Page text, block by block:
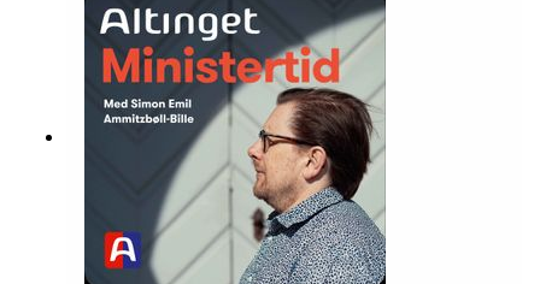
udgivet af Altinget.Denne udgave af Ministertid
blev optaget i 2023.
kronik i Jyllands-Posten.Gæst: Marie Bjerre (V),
tidligere europaminister, tidligere
digitaliseringsminister og tidligere minister for
ligestillingVært: Simon Emil Ammitzbøll-Bille,
tidligere økonomi- og indenrigsminister